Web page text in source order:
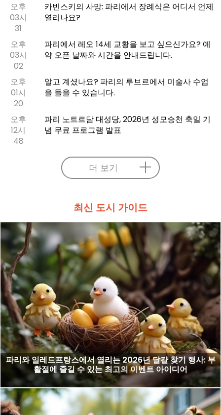
오후
03시
31
카빈스키의 사망: 파리에서 장례식은 어디서 언제
열리나요?
오후
03시
02
파리에서 레오 14세 교황을 보고 싶으신가요? 예
약 오픈 날짜와 시간을 안내드립니다.
오후
01시
20
알고 계셨나요? 파리의 루브르에서 미술사 수업
을 들을 수 있습니다.
오후
12시
48
파리 노트르담 대성당, 2026년 성모승천 축일 기
념 무료 프로그램 발표
더 보기
최신 도시 가이드
파리와 일레드프랑스에서 열리는 2026년 달걀 찾기 행사: 부
활절에 즐길 수 있는 최고의 이벤트 아이디어